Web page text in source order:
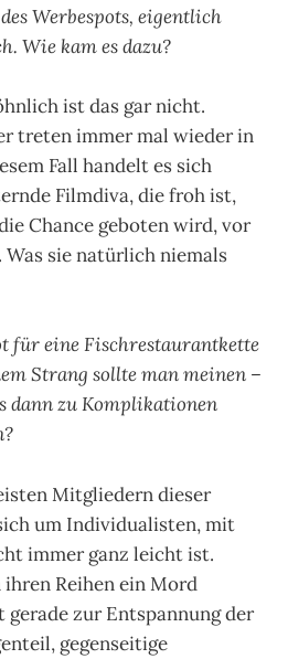
Werbespots, eigentlich
Wie kam es dazu?
ist das gar nicht.
treten immer mal wieder in
Fall handelt es sich
Filmdiva, die froh ist,
Chance geboten wird, vor
sie natürlich niemals
für eine Fischrestaurantkette
Strang sollte man meinen –
dann zu Komplikationen
Mitgliedern dieser
um Individualisten, mit
immer ganz leicht ist.
Reihen ein Mord
gerade zur Entspannung der
gegenseitige